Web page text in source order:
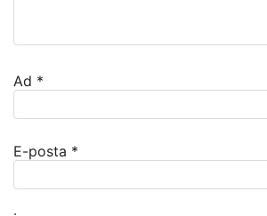
Ad *
E-posta *